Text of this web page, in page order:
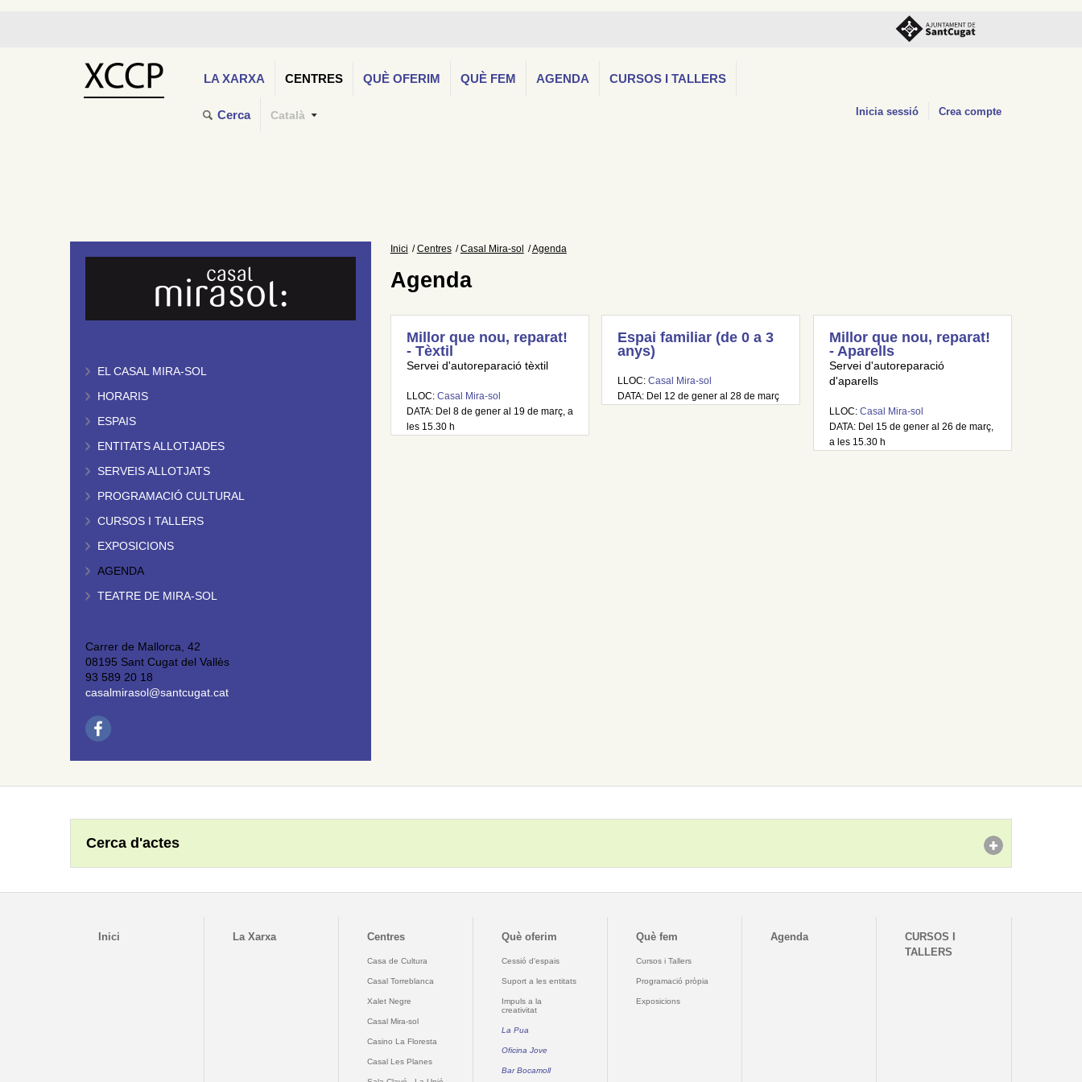
LA XARXA CENTRES QUÈ OFERIM QUÈ FEM AGENDA CURSOS I TALLERS
Cerca Català Inicia sessió Crea compte
EL CASAL MIRA-SOL
HORARIS
ESPAIS
ENTITATS ALLOTJADES
SERVEIS ALLOTJATS
PROGRAMACIÓ CULTURAL
CURSOS I TALLERS
EXPOSICIONS
AGENDA
TEATRE DE MIRA-SOL
Carrer de Mallorca, 42
08195 Sant Cugat del Vallès
93 589 20 18
casalmirasol@santcugat.cat
Inici Centres Casal Mira-sol Agenda
Agenda
Millor que nou, reparat!
- Tèxtil
Servei d'autoreparació tèxtil
LLOC: Casal Mira-sol
DATA: Del 8 de gener al 19 de març, a
les 15.30 h
Espai familiar (de 0 a 3
anys)
LLOC:Casal Mira-sol
DATA: Del 12 de gener al 28 de març
Millor que nou, reparat!
- Aparells
Servei d'autoreparació
d'aparells
LLOC: Casal Mira-sol
DATA: Del 15 de gener al 26 de març,
a les 15.30 h
Cerca d'actes
Inici La Xarxa Centres
Casa de Cultura
Casal Torreblanca
Xalet Negre
Casal Mira-sol
Casino La Floresta
Casal Les Planes
Què oferim
Cessió d'espais
Suport a les entitats
Impuls a la
creativitat
La Pua
Oficina Jove
Bar Bocamoll
Què fem
Cursos i Tallers
Programació pròpia
Exposicions
Agenda
CURSOS I
TALLERS